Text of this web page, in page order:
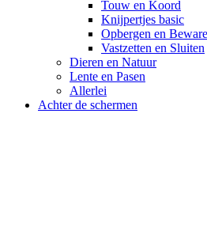
Touw en Koord
Knijpertjes basic
Opbergen en
Vastzetten en Sluiten
Dieren en Natuur
Lente en Pasen
Allerlei
Achter de schermen